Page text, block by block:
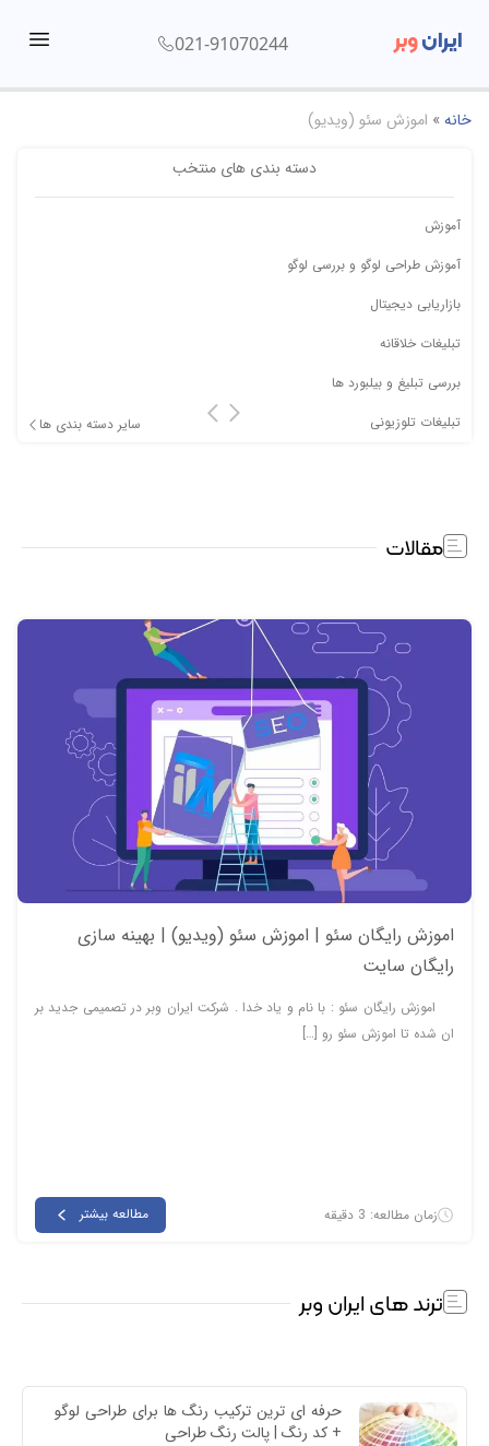
ایرانوبر 021-91070244
خانه» اموزش سئو (ویدیو)
دسته بندی های منتخب
آموزش
آموزش طراحی لوگو و بررسی لوگو
بازاریابی دیجیتال
تبلیغات خلاقانه
بررسی تبلیغ و بیلبورد ها
تبلیغات تلوزیونی
سایر دسته بندی ها
مقالات
اموزش رایگان سئو | اموزش سئو (ویدیو) | بهینه سازی
رایگان سایت
اموزش رایگان سئو : با نام و یاد خدا . شرکت ایران وبر در تصمیمی جدید بر
ان شده تا اموزش سئو رو […]
زمان مطالعه: 3 دقیقه مطالعه بیشتر
ترند های ایران وبر
حرفه ای ترین ترکیب رنگ ها برای طراحی لوگو
+ کد رنگ | پالت رنگ طراحی